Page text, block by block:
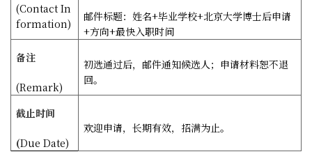
(Contact In
formation)
邮件标题：姓名+毕业学校+北京大学博士后申请
+方向+最快入职时间
备注
(Remark)
初选通过后，邮件通知候选人；申请材料恕不退
回。
截止时间
(Due Date)
欢迎申请，长期有效，招满为止。